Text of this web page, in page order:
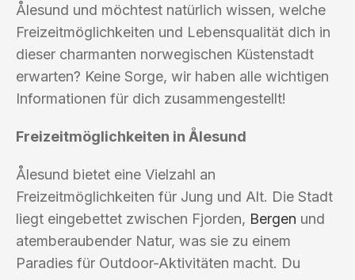
Ålesund und möchtest natürlich wissen, welche
Freizeitmöglichkeiten und Lebensqualität dich in
dieser charmanten norwegischen Küstenstadt
erwarten? Keine Sorge, wir haben alle wichtigen
Informationen für dich zusammengestellt!
Freizeitmöglichkeiten in Ålesund
Ålesund bietet eine Vielzahl an
Freizeitmöglichkeiten für Jung und Alt. Die Stadt
liegt eingebettet zwischen Fjorden, Bergen und
atemberaubender Natur, was sie zu einem
Paradies für Outdoor-Aktivitäten macht. Du